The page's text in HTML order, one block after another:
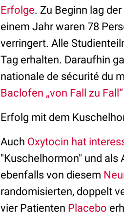
Erfolge. Zu Beginn lag
einem Jahr waren 78
verringert. Alle
Tag erhalten. Daraufhin
nationale de sécurité du
Baclofen „von Fall zu
Erfolg mit dem
Auch Oxytocin hat
"Kuschelhormon" und als
ebenfalls von diesem
randomisierten, doppelt
vier Patienten Placebo